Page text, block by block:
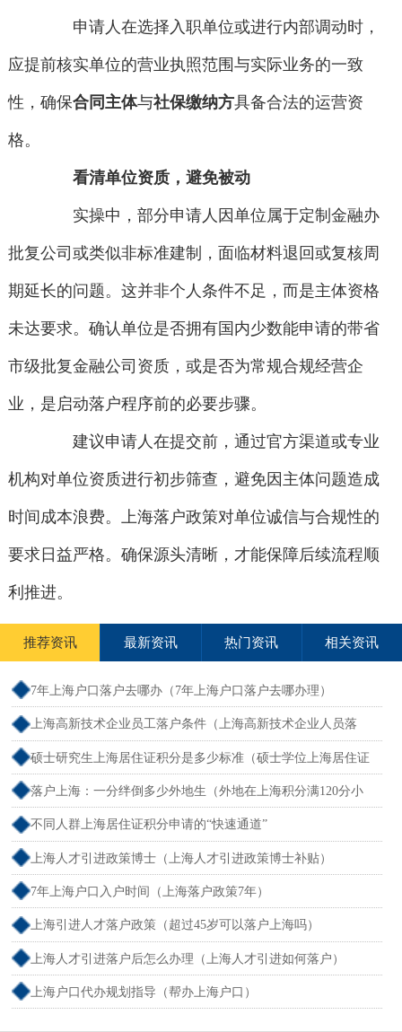
申请人在选择入职单位或进行内部调动时，
应提前核实单位的营业执照范围与实际业务的一致
性，确保合同主体与社保缴纳方具备合法的运营资
格。
看清单位资质，避免被动
实操中，部分申请人因单位属于定制金融办
批复公司或类似非标准建制，面临材料退回或复核周
期延长的问题。这并非个人条件不足，而是主体资格
未达要求。确认单位是否拥有国内少数能申请的带省
市级批复金融公司资质，或是否为常规合规经营企
业，是启动落户程序前的必要步骤。
建议申请人在提交前，通过官方渠道或专业
机构对单位资质进行初步筛查，避免因主体问题造成
时间成本浪费。上海落户政策对单位诚信与合规性的
要求日益严格。确保源头清晰，才能保障后续流程顺
利推进。
推荐资讯 最新资讯 热门资讯 相关资讯
7年上海户口落户去哪办（7年上海户口落户去哪办理）
上海高新技术企业员工落户条件（上海高新技术企业人员落
户）
硕士研究生上海居住证积分是多少标准（硕士学位上海居住证
积分）
落户上海：一分绊倒多少外地生（外地在上海积分满120分小
孩可以考上海大学吗）
不同人群上海居住证积分申请的“快速通道”
上海人才引进政策博士（上海人才引进政策博士补贴）
7年上海户口入户时间（上海落户政策7年）
上海引进人才落户政策（超过45岁可以落户上海吗）
上海人才引进落户后怎么办理（上海人才引进如何落户）
上海户口代办规划指导（帮办上海户口）